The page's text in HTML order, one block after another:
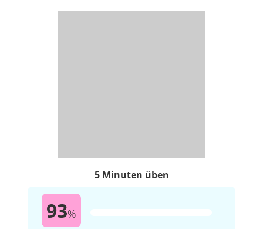
5 Minuten üben
93%